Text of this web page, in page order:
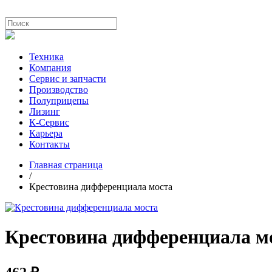
Техника
Компания
Сервис и запчасти
Производство
Полуприцепы
Лизинг
К-Сервис
Карьера
Контакты
Главная страница
/
Крестовина дифференциала моста
Крестовина дифференциала